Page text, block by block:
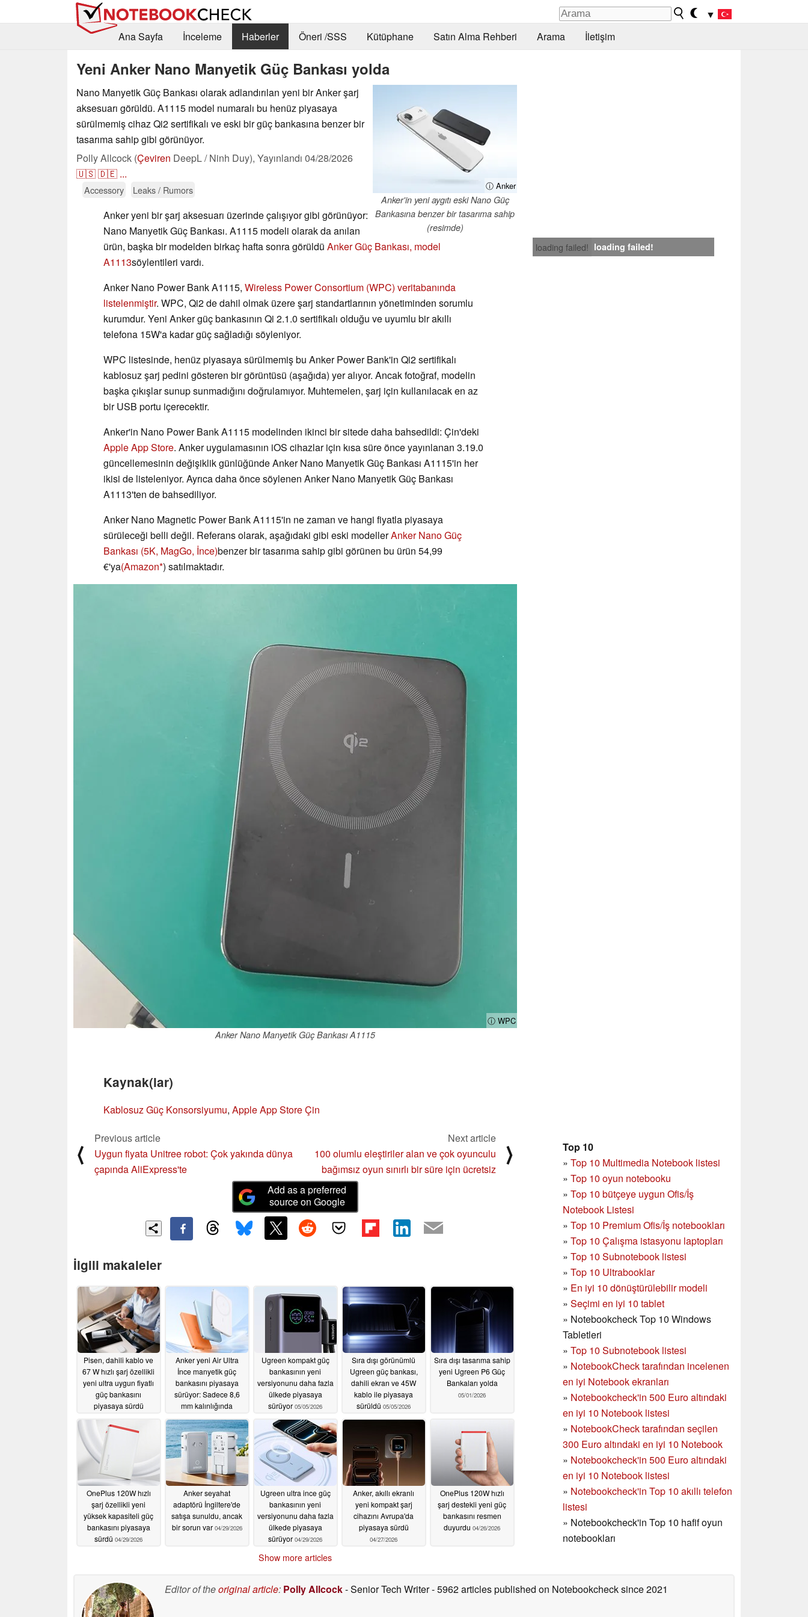
▼
Ana Sayfa
İnceleme Haberler Öneri /SSS Kütüphane Satın Alma Rehberi Arama İletişim
Yeni Anker Nano Manyetik Güç Bankası yolda
ⓘ Anker
Anker'in yeni aygıtı eski Nano Güç
Bankasına benzer bir tasarıma sahip
(resimde)
Nano Manyetik Güç Bankası olarak adlandırılan yeni bir Anker şarj
aksesuarı görüldü. A1115 model numaralı bu henüz piyasaya
sürülmemiş cihaz Qi2 sertifikalı ve eski bir güç bankasına benzer bir
tasarıma sahip gibi görünüyor.
Polly Allcock (Çeviren DeepL / Ninh Duy), Yayınlandı 04/28/2026
🇺🇸🇩🇪 ...
Accessory Leaks / Rumors
loading failed! loading failed!
Anker yeni bir şarj aksesuarı üzerinde çalışıyor gibi görünüyor:
Nano Manyetik Güç Bankası. A1115 modeli olarak da anılan
ürün, başka bir modelden birkaç hafta sonra görüldü Anker Güç Bankası, model
A1113söylentileri vardı.
Anker Nano Power Bank A1115, Wireless Power Consortium (WPC) veritabanında
listelenmiştir. WPC, Qi2 de dahil olmak üzere şarj standartlarının yönetiminden sorumlu
kurumdur. Yeni Anker güç bankasının Qi 2.1.0 sertifikalı olduğu ve uyumlu bir akıllı
telefona 15W'a kadar güç sağladığı söyleniyor.
WPC listesinde, henüz piyasaya sürülmemiş bu Anker Power Bank'in Qi2 sertifikalı
kablosuz şarj pedini gösteren bir görüntüsü (aşağıda) yer alıyor. Ancak fotoğraf, modelin
başka çıkışlar sunup sunmadığını doğrulamıyor. Muhtemelen, şarj için kullanılacak en az
bir USB portu içerecektir.
Anker'in Nano Power Bank A1115 modelinden ikinci bir sitede daha bahsedildi: Çin'deki
Apple App Store. Anker uygulamasının iOS cihazlar için kısa süre önce yayınlanan 3.19.0
güncellemesinin değişiklik günlüğünde Anker Nano Manyetik Güç Bankası A1115'in her
ikisi de listeleniyor. Ayrıca daha önce söylenen Anker Nano Manyetik Güç Bankası
A1113'ten de bahsediliyor.
Anker Nano Magnetic Power Bank A1115'in ne zaman ve hangi fiyatla piyasaya
sürüleceği belli değil. Referans olarak, aşağıdaki gibi eski modellerAnker Nano Güç
Bankası (5K, MagGo, İnce)benzer bir tasarıma sahip gibi görünen bu ürün 54,99
€'ya(Amazon ) satılmaktadır.
ⓘ WPC
Anker Nano Manyetik Güç Bankası A1115
Kaynak(lar)
Kablosuz Güç Konsorsiyumu, Apple App Store Çin
Top 10
» Top 10 Multimedia Notebook listesi
» Top 10 oyun notebooku
» Top 10 bütçeye uygun Ofis/İş
Notebook Listesi
» Top 10 Premium Ofis/İş notebookları
» Top 10 Çalışma istasyonu laptopları
» Top 10 Subnotebook listesi
» Top 10 Ultrabooklar
» En iyi 10 dönüştürülebilir modeli
» Seçimi en iyi 10 tablet
» Notebookcheck Top 10 Windows
Tabletleri
» Top 10 Subnotebook listesi
» NotebookCheck tarafından incelenen
en iyi Notebook ekranları
» Notebookcheck'in 500 Euro altındaki
en iyi 10 Notebook listesi
» NotebookCheck tarafından seçilen
300 Euro altındaki en iyi 10 Notebook
» Notebookcheck'in 500 Euro altındaki
en iyi 10 Notebook listesi
» Notebookcheck'in Top 10 akıllı telefon
listesi
» Notebookcheck'in Top 10 hafif oyun
notebookları
⟨
Previous article
Uygun fiyata Unitree robot: Çok yakında dünya
çapında AliExpress'te
Next article
100 olumlu eleştiriler alan ve çok oyunculu
bağımsız oyun sınırlı bir süre için ücretsiz
⟩
Add as a preferred
source on Google
İlgili makaleler
Pisen, dahili kablo ve
67 W hızlı şarj özellikli
yeni ultra uygun fiyatlı
güç bankasını
piyasaya sürdü
Anker yeni Air Ultra
İnce manyetik güç
bankasını piyasaya
sürüyor: Sadece 8,6
mm kalınlığında
05/08/2026
Ugreen kompakt güç
bankasının yeni
versiyonunu daha fazla
ülkede piyasaya
sürüyor 05/05/2026
Sıra dışı görünümlü
Ugreen güç bankası,
dahili ekran ve 45W
kablo ile piyasaya
sürüldü 05/05/2026
Sıra dışı tasarıma sahip
yeni Ugreen P6 Güç
Bankaları yolda
05/01/2026
OnePlus 120W hızlı
şarj özellikli yeni
yüksek kapasiteli güç
bankasını piyasaya
sürdü 04/29/2026
Anker seyahat
adaptörü İngiltere'de
satışa sunuldu, ancak
bir sorun var 04/29/2026
Ugreen ultra ince güç
bankasının yeni
versiyonunu daha fazla
ülkede piyasaya
sürüyor 04/29/2026
Anker, akıllı ekranlı
yeni kompakt şarj
cihazını Avrupa'da
piyasaya sürdü
04/27/2026
OnePlus 120W hızlı
şarj destekli yeni güç
bankasını resmen
duyurdu 04/26/2026
Show more articles
Editor of theoriginal article: Polly Allcock- Senior Tech Writer- 5962 articles published on Notebookchecksince 2021